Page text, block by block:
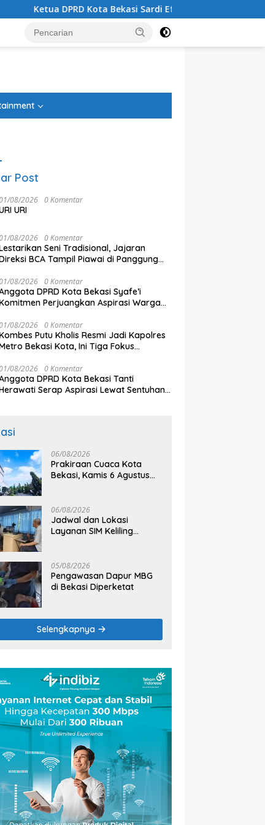
Kota Bekasi Sardi Efendi: Efisiensi Anggaran Jangan
Imbang Singapura 1-1,
Piala AFF 2026
Anggota DPRD Kota Bekasi
Kali
Post
08/2026 0 Komentar
URI
08/2026 0 Komentar
Seni Tradisional, Jajaran
BCA Tampil Piawai di Panggung
08/2026 0 Komentar
DPRD Kota Bekasi Syafe’i
Perjuangkan Aspirasi Warga
08/2026 0 Komentar
Putu Kholis Resmi Jadi Kapolres
Bekasi Kota, Ini Tiga Fokus
08/2026 0 Komentar
DPRD Kota Bekasi Tanti
Serap Aspirasi Lewat Sentuhan
06/08/2026
Prakiraan Cuaca Kota
Bekasi, Kamis 6 Agustus
06/08/2026
Jadwal dan Lokasi
Layanan SIM Keliling
05/08/2026
Pengawasan Dapur MBG
di Bekasi Diperketat
Selengkapnya